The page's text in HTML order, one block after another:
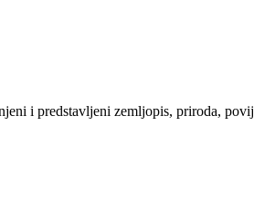
i predstavljeni zemljopis, priroda,